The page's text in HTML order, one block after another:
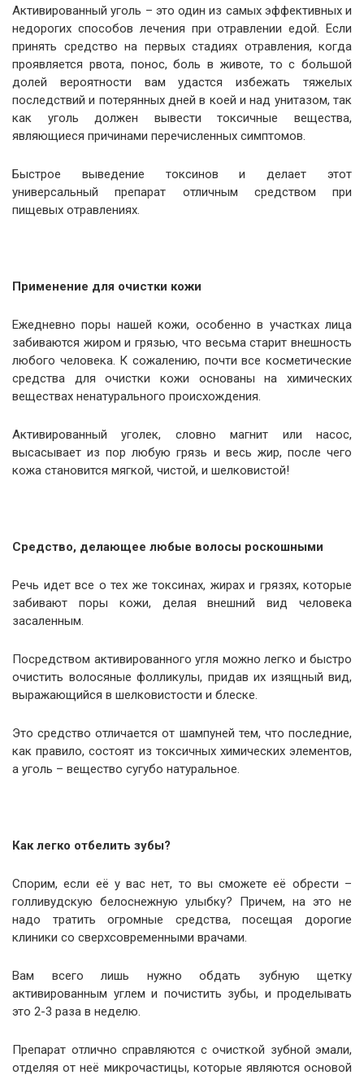
Активированный уголь – это один из самых эффективных и
недорогих способов лечения при отравлении едой. Если
принять средство на первых стадиях отравления, когда
проявляется рвота, понос, боль в животе, то с большой
долей вероятности вам удастся избежать тяжелых
последствий и потерянных дней в коей и над унитазом, так
как уголь должен вывести токсичные вещества,
являющиеся причинами перечисленных симптомов.
Быстрое выведение токсинов и делает этот
универсальный препарат отличным средством при
пищевых отравлениях.
Применение для очистки кожи
Ежедневно поры нашей кожи, особенно в участках лица
забиваются жиром и грязью, что весьма старит внешность
любого человека. К сожалению, почти все косметические
средства для очистки кожи основаны на химических
веществах ненатурального происхождения.
Активированный уголек, словно магнит или насос,
высасывает из пор любую грязь и весь жир, после чего
кожа становится мягкой, чистой, и шелковистой!
Средство, делающее любые волосы роскошными
Речь идет все о тех же токсинах, жирах и грязях, которые
забивают поры кожи, делая внешний вид человека
засаленным.
Посредством активированного угля можно легко и быстро
очистить волосяные фолликулы, придав их изящный вид,
выражающийся в шелковистости и блеске.
Это средство отличается от шампуней тем, что последние,
как правило, состоят из токсичных химических элементов,
а уголь – вещество сугубо натуральное.
Как легко отбелить зубы?
Спорим, если её у вас нет, то вы сможете её обрести –
голливудскую белоснежную улыбку? Причем, на это не
надо тратить огромные средства, посещая дорогие
клиники со сверхсовременными врачами.
Вам всего лишь нужно обдать зубную щетку
активированным углем и почистить зубы, и проделывать
это 2-3 раза в неделю.
Препарат отлично справляются с очисткой зубной эмали,
отделяя от неё микрочастицы, которые являются основой